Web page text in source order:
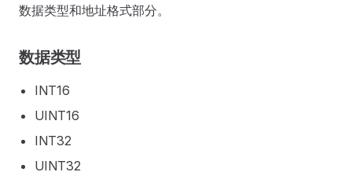
数据类型和地址格式部分。
数据类型
INT16
UINT16
INT32
UINT32